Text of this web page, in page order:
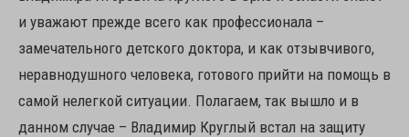
и уважают прежде всего как профессионала –
замечательного детского доктора, и как отзывчивого,
неравнодушного человека, готового прийти на помощь в
самой нелегкой ситуации. Полагаем, так вышло и в
данном случае – Владимир Круглый встал на защиту